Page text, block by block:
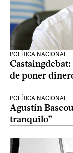
POLÍTICA NACIONAL
de poner
POLÍTICA NACIONAL
Agustín
tranquilo”